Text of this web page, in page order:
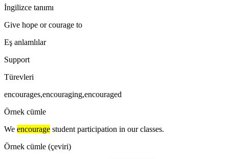
İngilizce tanımı
Give hope or courage to
Eş anlamlılar
Support
Türevleri
encourages,encouraging,encouraged
Örnek cümle
We encourage student participation in our classes.
Örnek cümle (çeviri)